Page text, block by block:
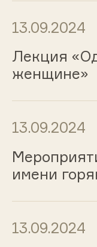
13.09.2024
Лекция
женщине»
13.09.2024
имени
13.09.2024